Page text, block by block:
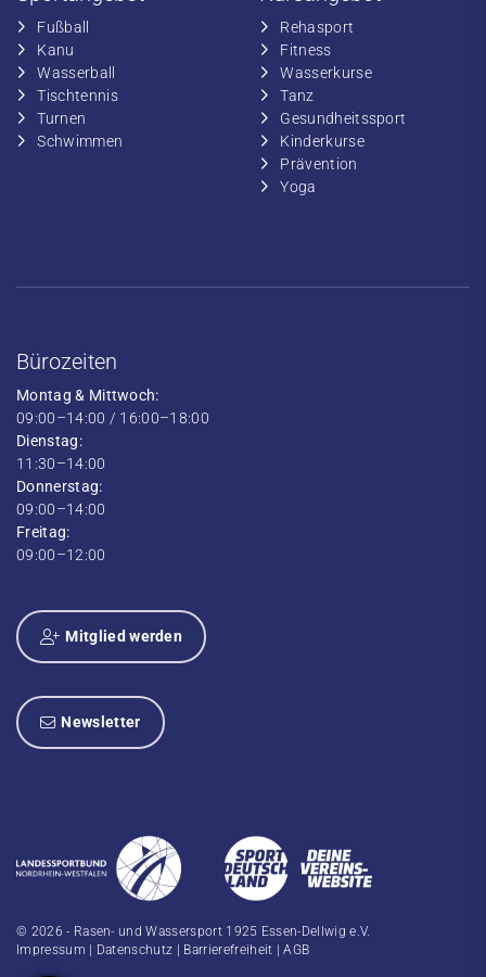
Fußball
​Kanu
​Wasserball
​Tischtennis
​​Turnen
​​Schwimmen
​Rehasport
​​Fitness
​​Wasserkurse
​​Tanz
​Gesundheitssport
​Kinderkurse
Prävention
Yoga
Bürozeiten
Montag & Mittwoch:
09:00–14:00 / 16:00–18:00
Dienstag:
11:30–14:00
Donnerstag:
09:00–14:00
Freitag:
09:00–12:00
Mitglied werden
Newsletter
© 2026 - Rasen- und Wassersport 1925 Essen-Dellwig e.V.
Impressum | Datenschutz | Barrierefreiheit |AGB